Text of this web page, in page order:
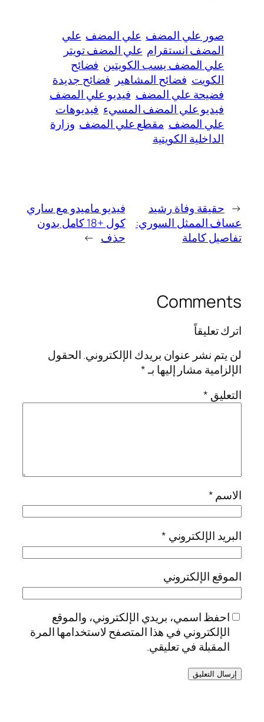
صور علي المضف علي المضف علي
المضف انستقرام علي المضف تويتر
علي المضف يسب الكويتين فضائح
الكويت فضائح المشاهير فضائح جديدة
فضيحة علي المضف فيديو علي المضف
فيديو علي المضف المسيء فيديوهات
علي المضف مقطع علي المضف وزارة
الداخلية الكويتية
← حقيقة وفاة رشيد
عساف الممثل السوري:
تفاصيل كاملة
فيديو ماميدو مع ساري
كول +18 كامل بدون
حذف →
Comments
اترك تعليقاً
لن يتم نشر عنوان بريدك الإلكتروني.الحقول
الإلزامية مشار إليها بـ*
التعليق *
الاسم*
البريد الإلكتروني *
الموقع الإلكتروني
احفظ اسمي، بريدي الإلكتروني، والموقع
الإلكتروني في هذا المتصفح لاستخدامها المرة
المقبلة في تعليقي.